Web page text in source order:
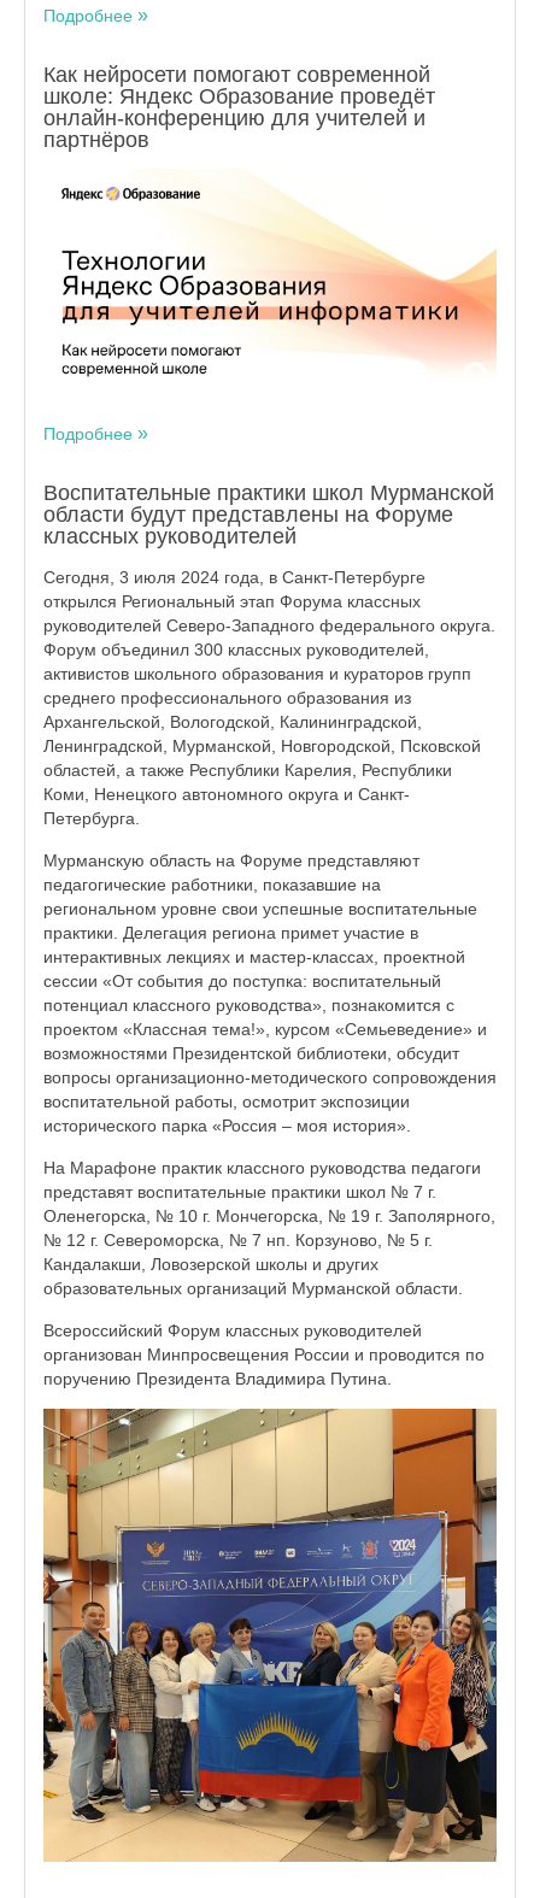
Подробнее
Как нейросети помогают современной
школе: Яндекс Образование проведёт
онлайн-конференцию для учителей и
партнёров
Подробнее
Воспитательные практики школ Мурманской
области будут представлены на Форуме
классных руководителей
Сегодня, 3 июля 2024 года, в Санкт-Петербурге
открылся Региональный этап Форума классных
руководителей Северо-Западного федерального округа.
Форум объединил 300 классных руководителей,
активистов школьного образования и кураторов групп
среднего профессионального образования из
Архангельской, Вологодской, Калининградской,
Ленинградской, Мурманской, Новгородской, Псковской
областей, а также Республики Карелия, Республики
Коми, Ненецкого автономного округа и Санкт-
Петербурга.
Мурманскую область на Форуме представляют
педагогические работники, показавшие на
региональном уровне свои успешные воспитательные
практики. Делегация региона примет участие в
интерактивных лекциях и мастер-классах, проектной
сессии «От события до поступка: воспитательный
потенциал классного руководства», познакомится с
проектом «Классная тема!», курсом «Семьеведение» и
возможностями Президентской библиотеки, обсудит
вопросы организационно-методического сопровождения
воспитательной работы, осмотрит экспозиции
исторического парка «Россия – моя история».
На Марафоне практик классного руководства педагоги
представят воспитательные практики школ № 7 г.
Оленегорска, № 10 г. Мончегорска, № 19 г. Заполярного,
№ 12 г. Североморска, № 7 нп. Корзуново, № 5 г.
Кандалакши, Ловозерской школы и других
образовательных организаций Мурманской области.
Всероссийский Форум классных руководителей
организован Минпросвещения России и проводится по
поручению Президента Владимира Путина.